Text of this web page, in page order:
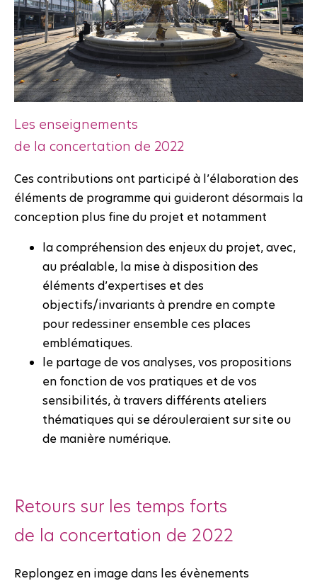
Les enseignements
de la concertation de 2022
Ces contributions ont participé à l’élaboration des
éléments de programme qui guideront désormais la
conception plus fine du projet et notamment
la compréhension des enjeux du projet, avec,
au préalable, la mise à disposition des
éléments d’expertises et des
objectifs/invariants à prendre en compte
pour redessiner ensemble ces places
emblématiques.
le partage de vos analyses, vos propositions
en fonction de vos pratiques et de vos
sensibilités, à travers différents ateliers
thématiques qui se dérouleraient sur site ou
de manière numérique.
Retours sur les temps forts
de la concertation de 2022
Replongez en image dans les évènements